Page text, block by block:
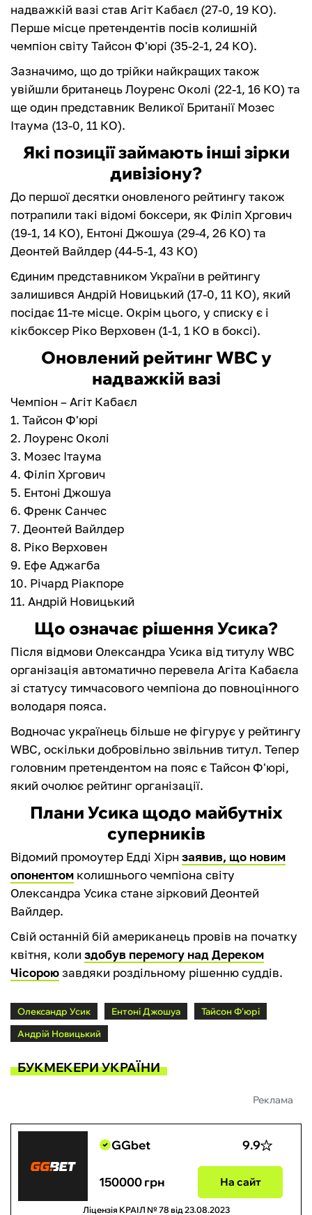
надважкій вазі став Агіт Кабаєл (27-0, 19 КО).
Перше місце претендентів посів колишній
чемпіон світу Тайсон Ф'юрі (35-2-1, 24 КО).
Зазначимо, що до трійки найкращих також
увійшли британець Лоуренс Околі (22-1, 16 КО) та
ще один представник Великої Британії Мозес
Ітаума (13-0, 11 КО).
Які позиції займають інші зірки
дивізіону?
До першої десятки оновленого рейтингу також
потрапили такі відомі боксери, як Філіп Хргович
(19-1, 14 КО), Ентоні Джошуа (29-4, 26 КО) та
Деонтей Вайлдер (44-5-1, 43 КО)
Єдиним представником України в рейтингу
залишився Андрій Новицький (17-0, 11 КО), який
посідає 11-те місце. Окрім цього, у списку є і
кікбоксер Ріко Верховен (1-1, 1 КО в боксі).
Оновлений рейтинг WBC у
надважкій вазі
Чемпіон – Агіт Кабаєл
1. Тайсон Ф'юрі
2. Лоуренс Околі
3. Мозес Ітаума
4. Філіп Хргович
5. Ентоні Джошуа
6. Френк Санчес
7. Деонтей Вайлдер
8. Ріко Верховен
9. Ефе Аджагба
10. Річард Ріакпоре
11. Андрій Новицький
Що означає рішення Усика?
Після відмови Олександра Усика від титулу WBC
організація автоматично перевела Агіта Кабаєла
зі статусу тимчасового чемпіона до повноцінного
володаря пояса.
Водночас українець більше не фігурує у рейтингу
WBC, оскільки добровільно звільнив титул. Тепер
головним претендентом на пояс є Тайсон Ф'юрі,
який очолює рейтинг організації.
Плани Усика щодо майбутніх
суперників
Відомий промоутер Едді Хірн заявив, що новим
опонентом колишнього чемпіона світу
Олександра Усика стане зірковий Деонтей
Вайлдер.
Свій останній бій американець провів на початку
квітня, коли здобув перемогу над Дереком
Чісороюзавдяки роздільному рішенню суддів.
Олександр Усик Ентоні Джошуа
Тайсон Ф'юрі
Андрій Новицький
БУКМЕКЕРИ УКРАЇНИ
Реклама
GGbet 9.9
150000 грн На сайт
Ліцензія КРАІЛ № 78 від 23.08.2023